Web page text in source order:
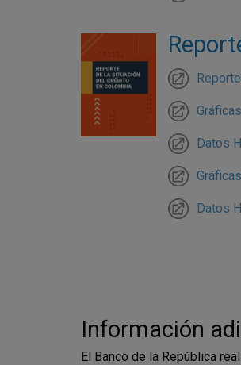
Reporte
Datos
Datos
Información
El Banco de la República